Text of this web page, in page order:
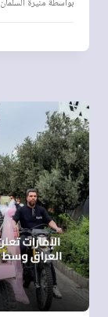
بواسطةمنيرة السلمان